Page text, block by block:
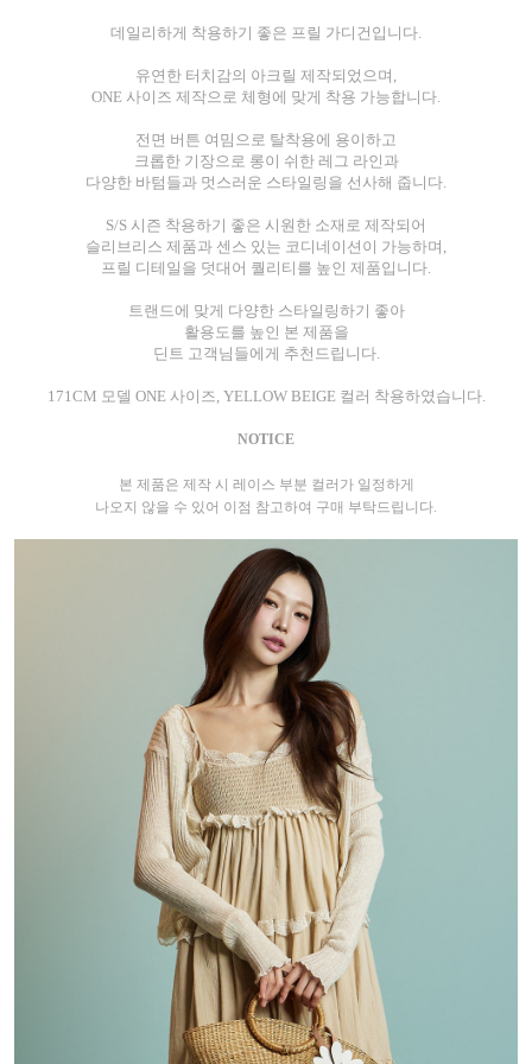
데일리하게 착용하기 좋은 프릴 가디건입니다.
유연한 터치감의 아크릴 제작되었으며,
ONE 사이즈 제작으로 체형에 맞게 착용 가능합니다.
전면 버튼 여밈으로 탈착용에 용이하고
크롭한 기장으로 롱이 쉬한 레그 라인과
다양한 바텀들과 멋스러운 스타일링을 선사해 줍니다.
S/S 시즌 착용하기 좋은 시원한 소재로 제작되어
슬리브리스 제품과 센스 있는 코디네이션이 가능하며,
프릴 디테일을 덧대어 퀄리티를 높인 제품입니다.
트랜드에 맞게 다양한 스타일링하기 좋아
활용도를 높인 본 제품을
딘트 고객님들에게 추천드립니다.
171CM 모델 ONE 사이즈, YELLOW BEIGE 컬러 착용하였습니다.
NOTICE
본 제품은 제작 시 레이스 부분 컬러가 일정하게
나오지 않을 수 있어 이점 참고하여 구매 부탁드립니다.